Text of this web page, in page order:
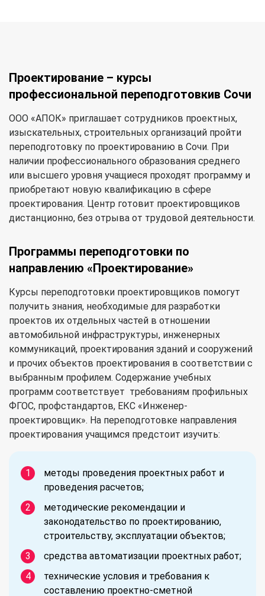
Проектирование – курсы
профессиональной переподготовкив Сочи
ООО «АПОК» приглашает сотрудников проектных,
изыскательных, строительных организаций пройти
переподготовку по проектированию в Сочи. При
наличии профессионального образования среднего
или высшего уровня учащиеся проходят программу и
приобретают новую квалификацию в сфере
проектирования. Центр готовит проектировщиков
дистанционно, без отрыва от трудовой деятельности.
Программы переподготовки по
направлению «Проектирование»
Курсы переподготовки проектировщиков помогут
получить знания, необходимые для разработки
проектов их отдельных частей в отношении
автомобильной инфраструктуры, инженерных
коммуникаций, проектирования зданий и сооружений
и прочих объектов проектирования в соответствии с
выбранным профилем. Содержание учебных
программ соответствует требованиям профильных
ФГОС, профстандартов, ЕКС «Инженер-
проектировщик». На переподготовке направления
проектирования учащимся предстоит изучить:
методы проведения проектных работ и
проведения расчетов;
методические рекомендации и
законодательство по проектированию,
строительству, эксплуатации объектов;
средства автоматизации проектных работ;
технические условия и требования к
составлению проектно-сметной